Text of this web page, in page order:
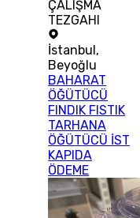
ÇALIŞMA
TEZGAHI
İstanbul,
Beyoğlu
BAHARAT
ÖĞÜTÜCÜ
FINDIK FISTIK
TARHANA
ÖĞÜTÜCÜ İST
KAPIDA
ÖDEME